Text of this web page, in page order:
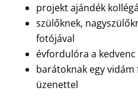
projekt ajándék
szülőknek,
fotójával
évfordulóra a
barátoknak egy vidám
üzenettel